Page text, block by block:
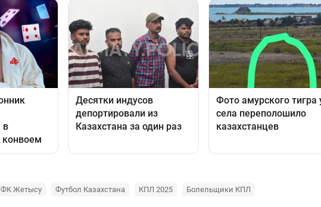
ФК Жетысу Футбол Казахстана КПЛ 2025 Болельщики КПЛ